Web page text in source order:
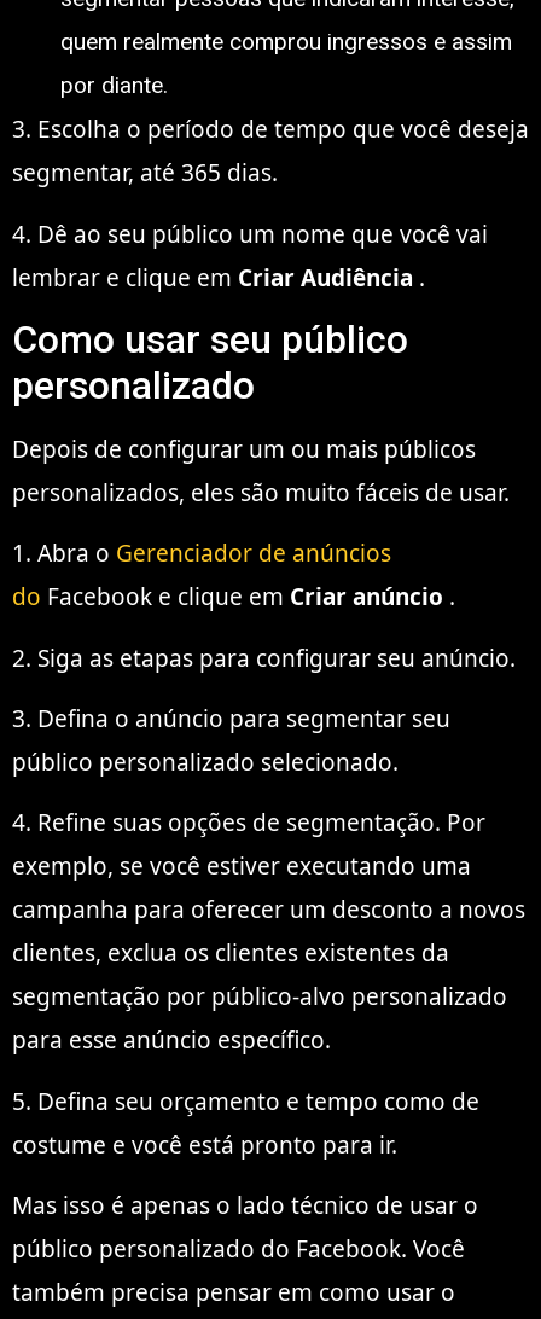
quem realmente comprou ingressos e assim
por diante.
3. Escolha o período de tempo que você deseja
segmentar, até 365 dias.
4. Dê ao seu público um nome que você vai
lembrar e clique em Criar Audiência .
Como usar seu público
personalizado
Depois de configurar um ou mais públicos
personalizados, eles são muito fáceis de usar.
1. Abra o Gerenciador de anúncios
do Facebook e clique em Criar anúncio .
2. Siga as etapas para configurar seu anúncio.
3. Defina o anúncio para segmentar seu
público personalizado selecionado.
4. Refine suas opções de segmentação. Por
exemplo, se você estiver executando uma
campanha para oferecer um desconto a novos
clientes, exclua os clientes existentes da
segmentação por público-alvo personalizado
para esse anúncio específico.
5. Defina seu orçamento e tempo como de
costume e você está pronto para ir.
Mas isso é apenas o lado técnico de usar o
público personalizado do Facebook. Você
também precisa pensar em como usar o